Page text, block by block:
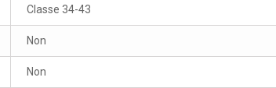
Classe 34-43
Non
Non